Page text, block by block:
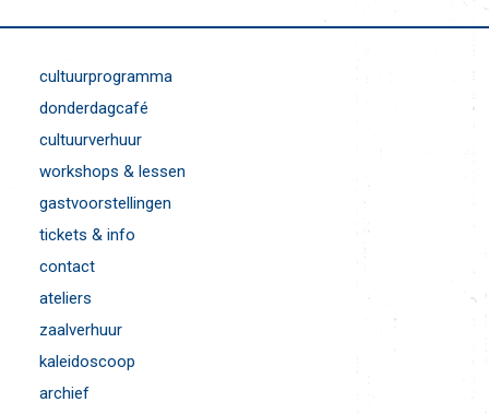
cultuurprogramma
donderdagcafé
cultuurverhuur
workshops & lessen
gastvoorstellingen
tickets & info
contact
ateliers
zaalverhuur
kaleidoscoop
archief